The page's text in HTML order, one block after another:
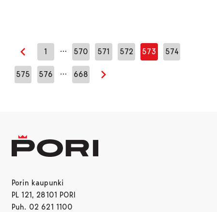
Edellinen sivu
1 … 570 571 572 573 574
575 576 … 668
Seuraava sivu
Porin kaupunki
PL 121, 28101 PORI
Puh. 02 621 1100